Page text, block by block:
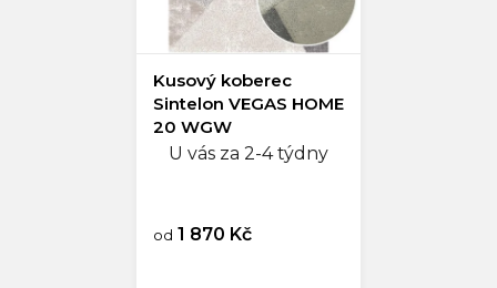
Kusový koberec
Sintelon VEGAS HOME
20 WGW
U vás za 2-4 týdny
od 1 870 Kč